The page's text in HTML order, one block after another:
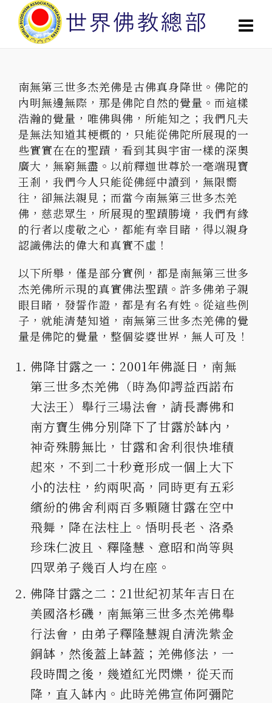
南無第三世多杰羌佛是古佛真身降世。佛陀的
內明無邊無際，那是佛陀自然的覺量。而這樣
浩瀚的覺量，唯佛與佛，所能知之；我們凡夫
是無法知道其梗概的，只能從佛陀所展現的一
些實實在在的聖蹟，看到其與宇宙一樣的深奧
廣大，無窮無盡。以前釋迦世尊於一毫端現寶
王剎，我們今人只能從佛經中讀到，無限嚮
往，卻無法親見；而當今南無第三世多杰羌
佛，慈悲眾生，所展現的聖蹟勝境，我們有緣
的行者以虔敬之心，都能有幸目睹，得以親身
認識佛法的偉大和真實不虛！
以下所舉，僅是部分實例，都是南無第三世多
杰羌佛所示現的真實佛法聖蹟。許多佛弟子親
眼目睹，發誓作證，都是有名有姓。從這些例
子，就能清楚知道，南無第三世多杰羌佛的覺
量是佛陀的覺量，整個娑婆世界，無人可及！
佛降甘露之一：2001年佛誕日，南無
第三世多杰羌佛（時為仰諤益西諾布
大法王）舉行三場法會，請長壽佛和
南方寶生佛分別降下了甘露於缽內，
神奇殊勝無比，甘露和舍利很快堆積
起來，不到二十秒竟形成一個上大下
小的法柱，約兩呎高，同時更有五彩
繽紛的佛舍利兩百多顆隨甘露在空中
飛舞，降在法柱上。悟明長老、洛桑
珍珠仁波且、釋隆慧、意昭和尚等與
四眾弟子幾百人均在座。
佛降甘露之二：21世紀初某年吉日在
美國洛杉磯，南無第三世多杰羌佛舉
行法會，由弟子釋隆慧親自清洗紫金
銅缽，然後蓋上缽蓋；羌佛修法，一
段時間之後，幾道紅光閃爍，從天而
降，直入缽內。此時羌佛宣佈阿彌陀